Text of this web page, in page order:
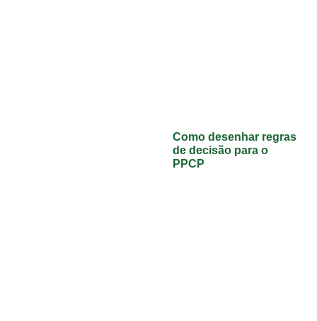
Como desenhar regras
de decisão para o
PPCP